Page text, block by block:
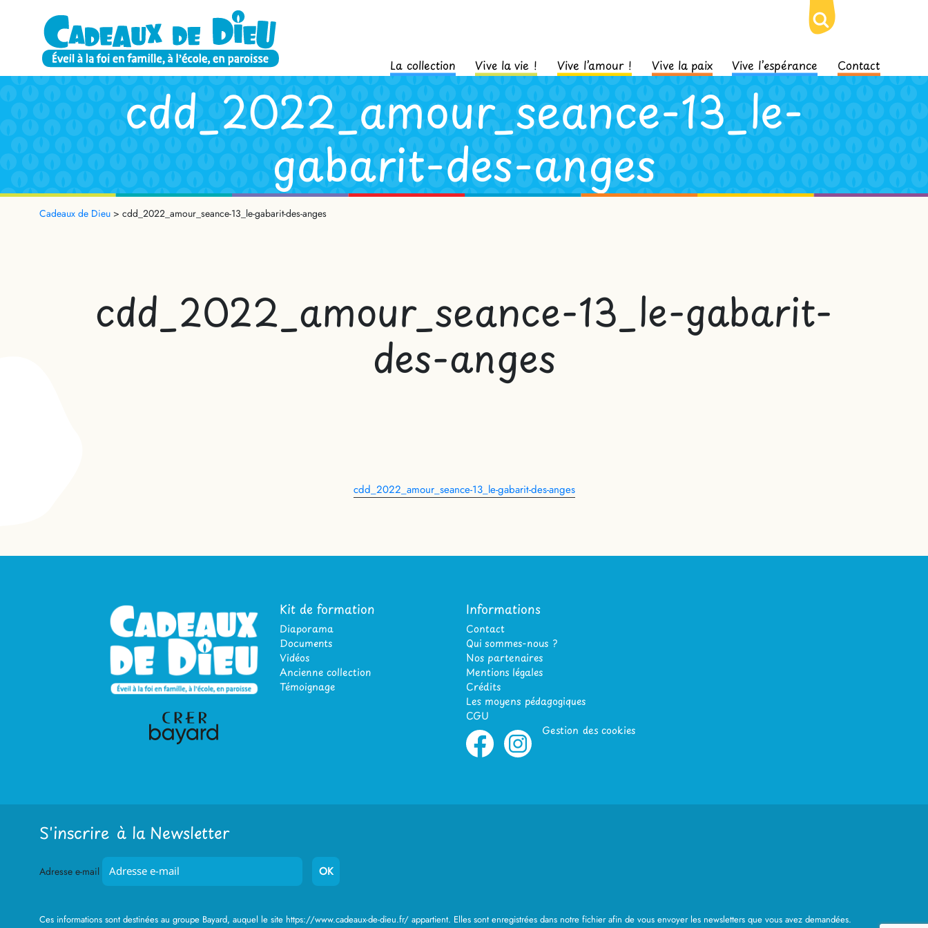
La collection Vive la vie ! Vive l’amour ! Vive la paix Vive l’espérance Contact
cdd_2022_amour_seance-13_le-
gabarit-des-anges
Cadeaux de Dieu > cdd_2022_amour_seance-13_le-gabarit-des-anges
cdd_2022_amour_seance-13_le-gabarit-
des-anges
cdd_2022_amour_seance-13_le-gabarit-des-anges
Kit de formation
Diaporama
Documents
Vidéos
Ancienne collection
Témoignage
Informations
Contact
Qui sommes-nous ?
Nos partenaires
Mentions légales
Crédits
Les moyens pédagogiques
CGU
Gestion des cookies
S'inscrire à la Newsletter
Adresse e-mail
Ces informations sont destinées au groupe Bayard, auquel le site https://www.cadeaux-de-dieu.fr/ appartient. Elles sont enregistrées dans notre fichier afin de vous envoyer les newsletters que vous avez demandées.